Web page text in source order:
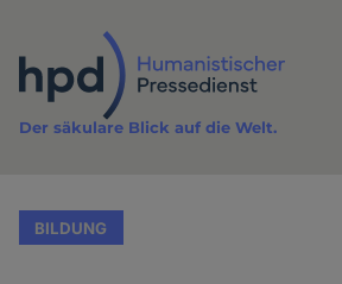
Inhalt
Der säkulare Blick auf die Welt.
BILDUNG